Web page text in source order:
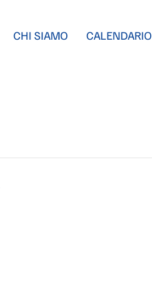
CHI SIAMO CALENDARIO